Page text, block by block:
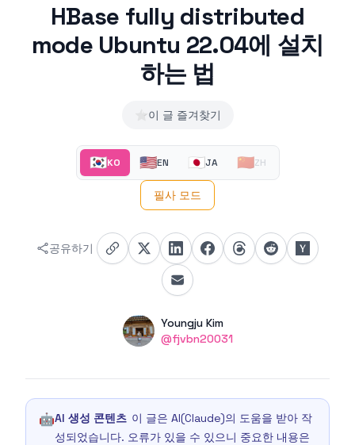
HBase fully distributed
mode Ubuntu 22.04에 설치
하는 법
⭐이 글 즐겨찾기
🇰🇷KO 🇺🇸EN 🇯🇵JA 🇨🇳ZH
필사 모드
공유하기
Name
Youngju Kim
Twitter
@fjvbn20031
🤖AI 생성 콘텐츠 이 글은 AI(Claude)의 도움을 받아 작
성되었습니다. 오류가 있을 수 있으니 중요한 내용은